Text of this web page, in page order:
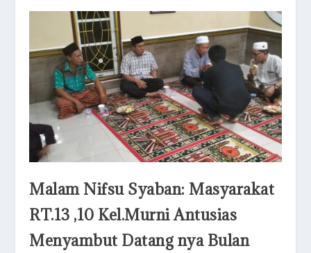
Malam Nifsu Syaban: Masyarakat
RT.13 ,10 Kel.Murni Antusias
Menyambut Datang nya Bulan